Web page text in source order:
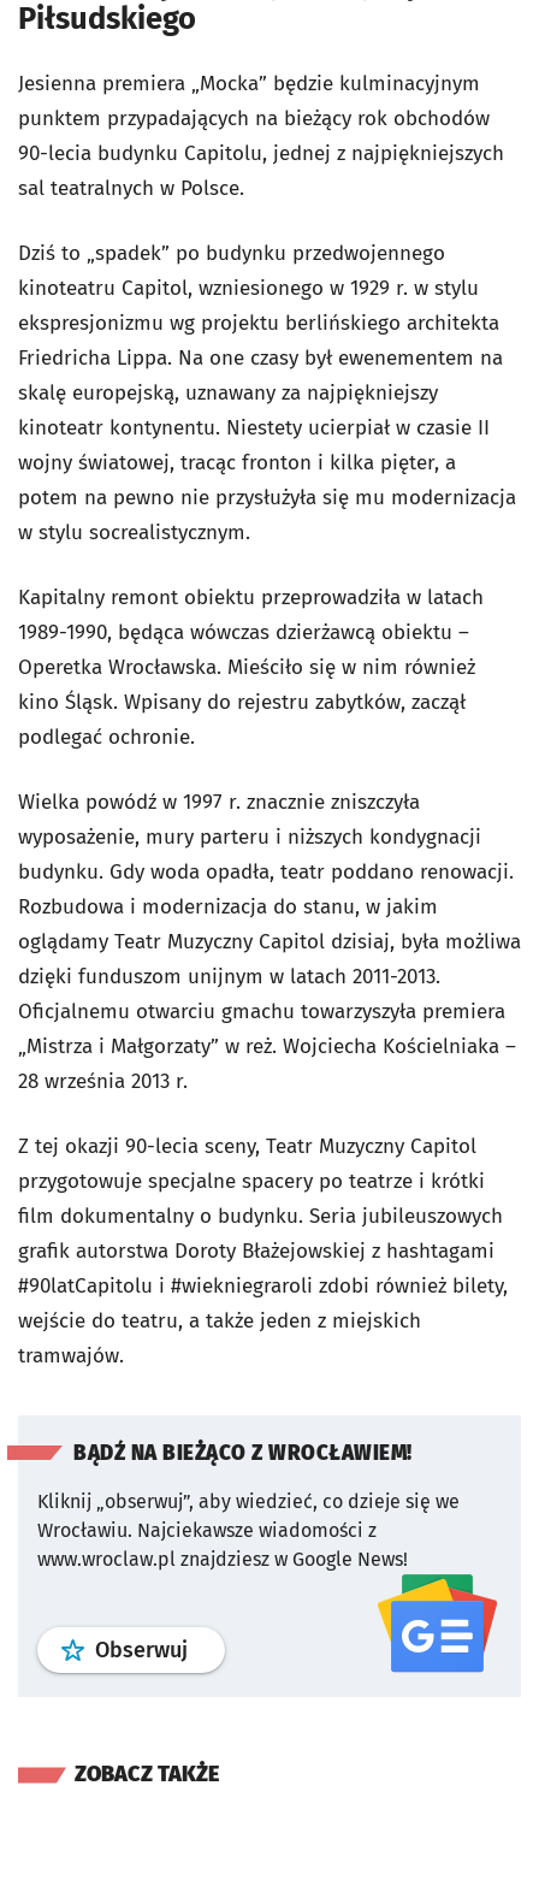
Piłsudskiego
Jesienna premiera „Mocka” będzie kulminacyjnym
punktem przypadających na bieżący rok obchodów
90-lecia budynku Capitolu, jednej z najpiękniejszych
sal teatralnych w Polsce.
Dziś to „spadek” po budynku przedwojennego
kinoteatru Capitol, wzniesionego w 1929 r. w stylu
ekspresjonizmu wg projektu berlińskiego architekta
Friedricha Lippa. Na one czasy był ewenementem na
skalę europejską, uznawany za najpiękniejszy
kinoteatr kontynentu. Niestety ucierpiał w czasie II
wojny światowej, tracąc fronton i kilka pięter, a
potem na pewno nie przysłużyła się mu modernizacja
w stylu socrealistycznym.
Kapitalny remont obiektu przeprowadziła w latach
1989-1990, będąca wówczas dzierżawcą obiektu –
Operetka Wrocławska. Mieściło się w nim również
kino Śląsk. Wpisany do rejestru zabytków, zaczął
podlegać ochronie.
Wielka powódź w 1997 r. znacznie zniszczyła
wyposażenie, mury parteru i niższych kondygnacji
budynku. Gdy woda opadła, teatr poddano renowacji.
Rozbudowa i modernizacja do stanu, w jakim
oglądamy Teatr Muzyczny Capitol dzisiaj, była możliwa
dzięki funduszom unijnym w latach 2011-2013.
Oficjalnemu otwarciu gmachu towarzyszyła premiera
„Mistrza i Małgorzaty” w reż. Wojciecha Kościelniaka –
28 września 2013 r.
Z tej okazji 90-lecia sceny, Teatr Muzyczny Capitol
przygotowuje specjalne spacery po teatrze i krótki
film dokumentalny o budynku. Seria jubileuszowych
grafik autorstwa Doroty Błażejowskiej z hashtagami
#90latCapitolu i #wiekniegraroli zdobi również bilety,
wejście do teatru, a także jeden z miejskich
tramwajów.
BĄDŹ NA BIEŻĄCO Z WROCŁAWIEM!
Kliknij „obserwuj”, aby wiedzieć, co dzieje się we
Wrocławiu. Najciekawsze wiadomości z
www.wroclaw.pl znajdziesz w Google News!
Obserwuj profil serwisu
ZOBACZ TAKŻE